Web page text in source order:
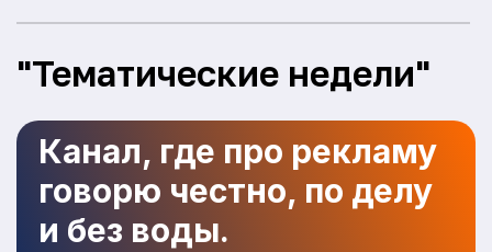
"Тематические недели"
Канал, где про рекламу
говорю честно, по делу
и без воды.